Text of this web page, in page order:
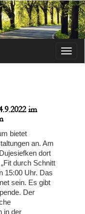
Menü
im
bietet
an. Am
dort
durch Schnitt
15:00 Uhr. Das
sein. Es gibt
Der
in der